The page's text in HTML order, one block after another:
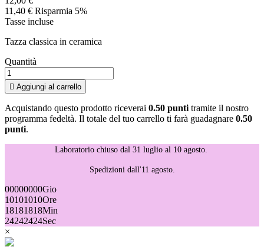
11,40 € Risparmia 5%
Tasse incluse
Tazza classica in ceramica
Quantità
 Aggiungi al carrello
Acquistando questo prodotto riceverai 0.50 puntitramite il nostro
programma fedeltà. Il totale del tuo carrello ti farà guadagnare 0.50
punti.
Laboratorio chiuso dal 31 luglio al 10 agosto.
Spedizioni dall'11 agosto.
00000000Gio
10101010Ore
18181818Min
24242424Sec
×